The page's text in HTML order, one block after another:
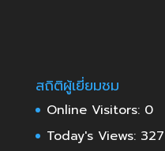
สถิติผู้เยี่ยมชม
Online Visitors: 0
Today's Views: 327